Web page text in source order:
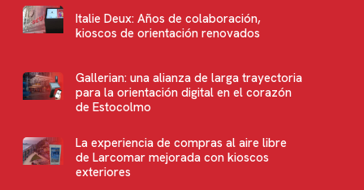
Italie Deux: Años de colaboración,
kioscos de orientación renovados
Gallerian: una alianza de larga trayectoria
para la orientación digital en el corazón
de Estocolmo
La experiencia de compras al aire libre
de Larcomar mejorada con kioscos
exteriores